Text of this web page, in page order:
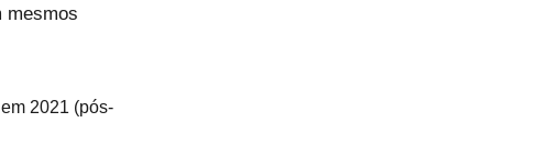
mesmos
2021 (pós-